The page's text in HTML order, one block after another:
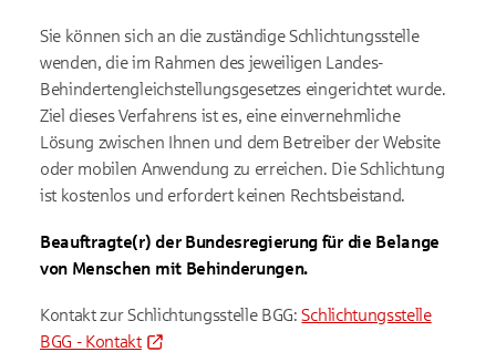
Sie können sich an die zuständige Schlichtungsstelle
wenden, die im Rahmen des jeweiligen Landes-
Behindertengleichstellungsgesetzes eingerichtet wurde.
Ziel dieses Verfahrens ist es, eine einvernehmliche
Lösung zwischen Ihnen und dem Betreiber der Website
oder mobilen Anwendung zu erreichen. Die Schlichtung
ist kostenlos und erfordert keinen Rechtsbeistand.
Beauftragte(r) der Bundesregierung für die Belange
von Menschen mit Behinderungen.
Kontakt zur Schlichtungsstelle BGG:Schlichtungsstelle
BGG - Kontakt